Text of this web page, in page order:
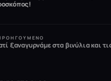
ξαναγυρνάμε στα βινύλια και